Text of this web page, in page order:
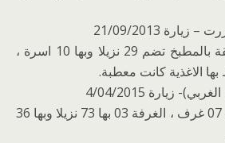
21/09/2013
غرفة المساجين الملحقة بالمطبخ تضم 29 نزيلا وبها 10 اسرة ،
الاغذية كانت معطبة.
زيارة 4/04/2015
586 نزيلا موزعين على 07 غرف ، الغرفة 03 بها 73 نزيلا وبها 36